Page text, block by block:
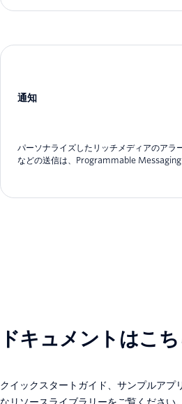
通知
パーソナライズしたリッチメディアのアラ
などの送信は、Programmable Messaging
ドキュメントはこち
クイックスタートガイド、サンプルア